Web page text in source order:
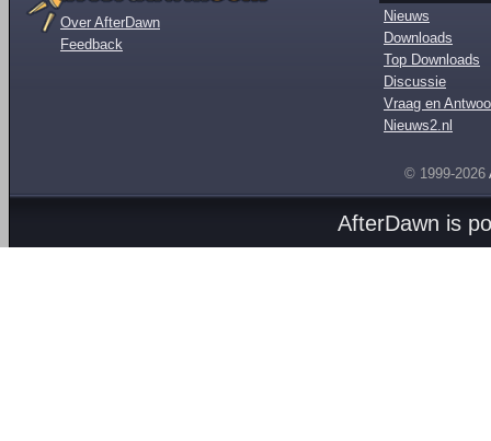
Over AfterDawn
Feedback
Nieuws
Downloads
Top Downloads
Discussie
Vraag en
Nieuws2.nl
© 1999-2026
AfterDawn is